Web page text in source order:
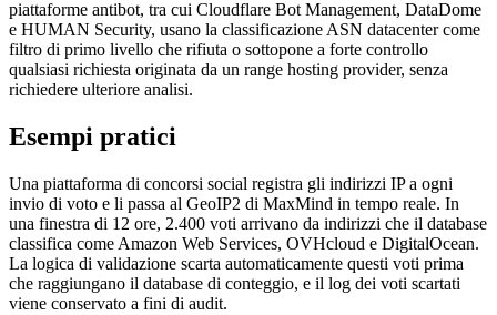
piattaforme antibot, tra cui Cloudflare Bot Management, DataDome
e HUMAN Security, usano la classificazione ASN datacenter come
filtro di primo livello che rifiuta o sottopone a forte controllo
qualsiasi richiesta originata da un range hosting provider, senza
richiedere ulteriore analisi.
Esempi pratici
Una piattaforma di concorsi social registra gli indirizzi IP a ogni
invio di voto e li passa al GeoIP2 di MaxMind in tempo reale. In
una finestra di 12 ore, 2.400 voti arrivano da indirizzi che il database
classifica come Amazon Web Services, OVHcloud e DigitalOcean.
La logica di validazione scarta automaticamente questi voti prima
che raggiungano il database di conteggio, e il log dei voti scartati
viene conservato a fini di audit.